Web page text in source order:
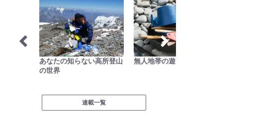
あなたの知らない高所登山
の世界
無人地帯の遊び方
連載一覧